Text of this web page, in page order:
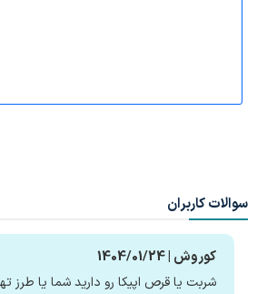
سوالات کاربران
کوروش | 1404/01/24
شربت یا قرص اپیکا رو دارید شما یا طرز